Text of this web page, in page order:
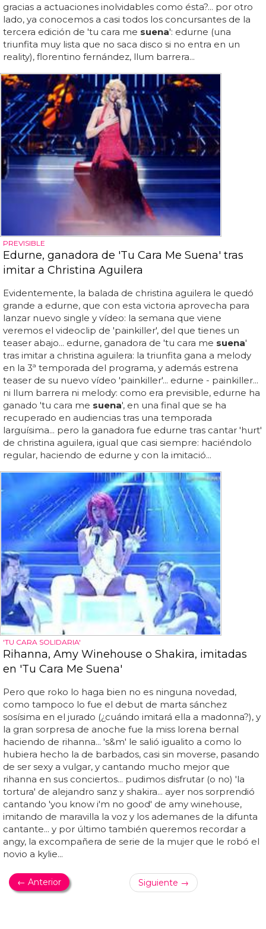
gracias a actuaciones inolvidables como ésta?... por otro
lado, ya conocemos a casi todos los concursantes de la
tercera edición de 'tu cara me suena': edurne (una
triunfita muy lista que no saca disco si no entra en un
reality), florentino fernández, llum barrera...
PREVISIBLE
Edurne, ganadora de 'Tu Cara Me Suena' tras
imitar a Christina Aguilera
Evidentemente, la balada de christina aguilera le quedó
grande a edurne, que con esta victoria aprovecha para
lanzar nuevo single y vídeo: la semana que viene
veremos el videoclip de 'painkiller', del que tienes un
teaser abajo... edurne, ganadora de 'tu cara me suena'
tras imitar a christina aguilera: la triunfita gana a melody
en la 3ª temporada del programa, y además estrena
teaser de su nuevo vídeo 'painkiller'... edurne - painkiller...
ni llum barrera ni melody: como era previsible, edurne ha
ganado 'tu cara me suena', en una final que se ha
recuperado en audiencias tras una temporada
larguísima... pero la ganadora fue edurne tras cantar 'hurt'
de christina aguilera, igual que casi siempre: haciéndolo
regular, haciendo de edurne y con la imitació...
'TU CARA SOLIDARIA'
Rihanna, Amy Winehouse o Shakira, imitadas
en 'Tu Cara Me Suena'
Pero que roko lo haga bien no es ninguna novedad,
como tampoco lo fue el debut de marta sánchez
sosísima en el jurado (¿cuándo imitará ella a madonna?), y
la gran sorpresa de anoche fue la miss lorena bernal
haciendo de rihanna... 's&m' le salió igualito a como lo
hubiera hecho la de barbados, casi sin moverse, pasando
de ser sexy a vulgar, y cantando mucho mejor que
rihanna en sus conciertos... pudimos disfrutar (o no) 'la
tortura' de alejandro sanz y shakira... ayer nos sorprendió
cantando 'you know i'm no good' de amy winehouse,
imitando de maravilla la voz y los ademanes de la difunta
cantante... y por último también queremos recordar a
angy, la excompañera de serie de la mujer que le robó el
novio a kylie...
← Anterior Siguiente →